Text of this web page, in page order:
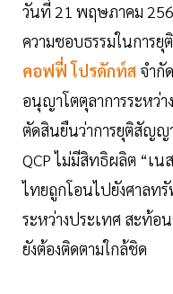
วันที่ 21 พฤษภาคม
ความชอบธรรมในการ
คอฟฟี่ โปรดักท์ส จำกั
อนุญาโตตุลาการระหว่า
ตัดสินยืนว่าการยุติสัญญ
QCP ไม่มีสิทธิผลิต “เ
ไทยถูกโอนไปยังศาลท
ระหว่างประเทศ สะท้
ยังต้องติดตามใกล้ชิด